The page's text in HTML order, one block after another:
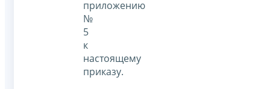
приложению
№
5
к
настоящему
приказу.